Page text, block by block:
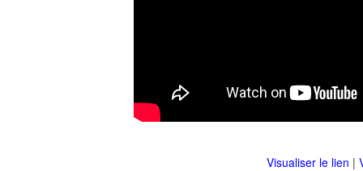
Visualiser le lien |